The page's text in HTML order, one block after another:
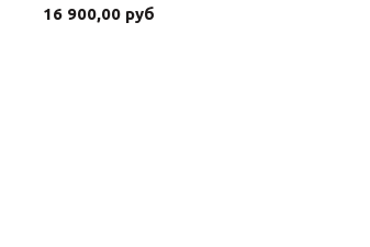
16 900,00 руб